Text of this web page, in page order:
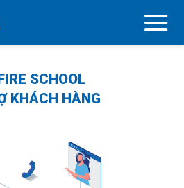
SCHOOL
KHÁCH HÀNG